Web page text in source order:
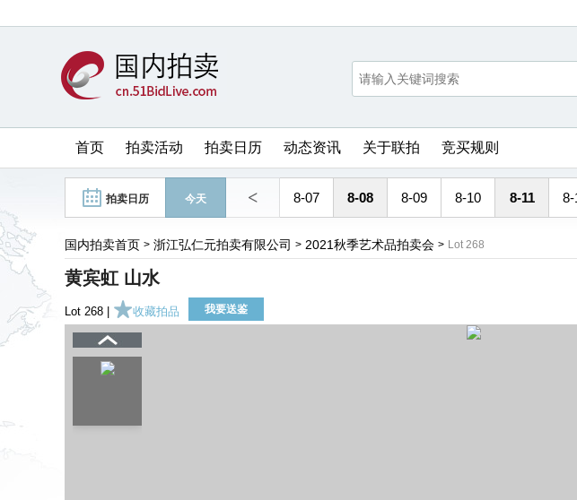
首页 拍卖活动 拍卖日历 动态资讯 关于联拍 竞买规则
拍卖日历 今天 < 8-07 8-08 8-09 8-10 8-11 8-
国内拍卖首页 > 浙江弘仁元拍卖有限公司 > 2021秋季艺术品拍卖会 > Lot 268
黄宾虹 山水
Lot 268 | 收藏拍品 我要送鉴